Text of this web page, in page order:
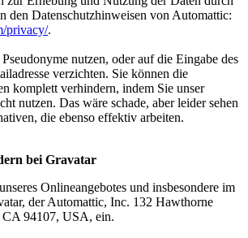
den Datenschutzhinweisen von Automattic:
privacy/.
nutzen, oder auf die Eingabe des
verzichten. Sie können die
komplett verhindern, indem Sie unser
nutzen. Das wäre schade, aber leider sehen
die ebenso effektiv arbeiten.
bei Gravatar
Onlineangebotes und insbesondere im
der Automattic, Inc. 132 Hawthorne
CA 94107, USA, ein.